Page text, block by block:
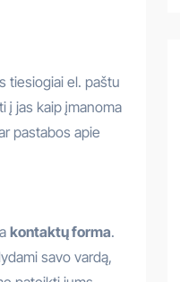
tiesiogiai el. paštu
į jas kaip įmanoma
pastabos apie
kontaktų forma.
savo vardą,